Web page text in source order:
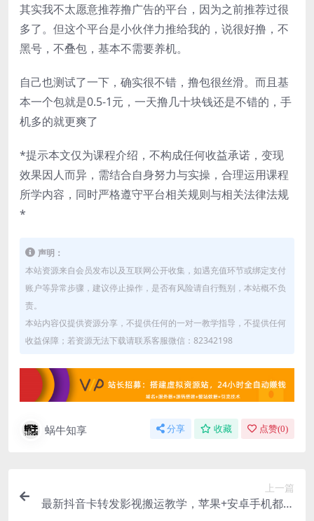
其实我不太愿意推荐撸广告的平台，因为之前推荐过很
多了。但这个平台是小伙伴力推给我的，说很好撸，不
黑号，不叠包，基本不需要养机。
自己也测试了一下，确实很不错，撸包很丝滑。而且基
本一个包就是0.5-1元，一天撸几十块钱还是不错的，手
机多的就更爽了
*提示本文仅为课程介绍，不构成任何收益承诺，变现
效果因人而异，需结合自身努力与实操，合理运用课程
所学内容，同时严格遵守平台相关规则与相关法律法规
*
声明：
本站资源来自会员发布以及互联网公开收集，如遇充值环节或绑定支付
账户等异常步骤，建议停止操作，是否有风险请自行甄别，本站概不负
责。
本站内容仅提供资源分享，不提供任何的一对一教学指导，不提供任何
收益保障；若资源无法下载请联系客服微信：82342198
蜗牛知享 分享 收藏 点赞(0)
上一篇
最新抖音卡转发影视搬运教学，苹果+安卓手机都可